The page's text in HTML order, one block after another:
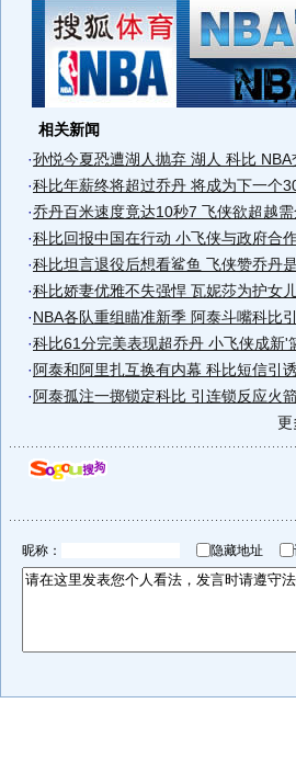
相关新闻
·孙悦今夏恐遭湖人抛弃 湖人 科比 NBA
·科比年薪终将超过乔丹 将成为下一个
·乔丹百米速度竟达10秒7 飞侠欲超越
·科比回报中国在行动 小飞侠与政府合作
·科比坦言退役后想看鲨鱼 飞侠赞乔丹是
·科比娇妻优雅不失强悍 瓦妮莎为护女儿
·NBA各队重组瞄准新季 阿泰斗嘴科比
·科比61分完美表现超乔丹 小飞侠成新'
· 阿泰和阿里扎互换有内幕 科比短信引诱
· 阿泰孤注一掷锁定科比 引连锁反应火箭
更
昵称： 隐藏地址